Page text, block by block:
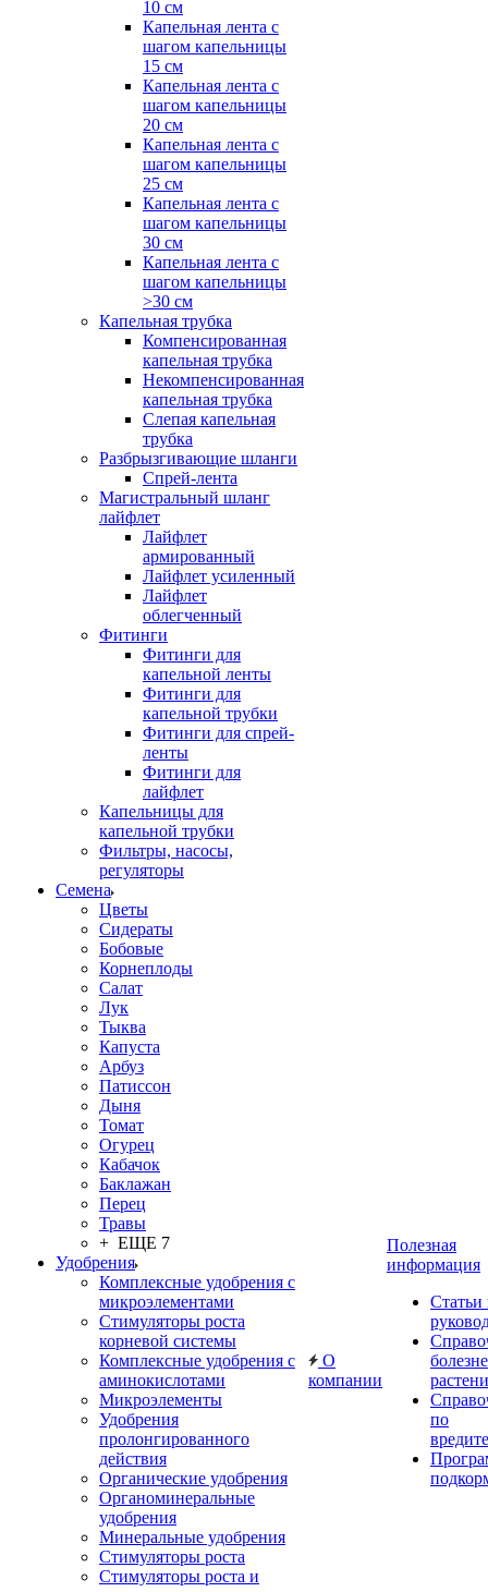
10 см
Капельная лента с
шагом капельницы
15 см
Капельная лента с
шагом капельницы
20 см
Капельная лента с
шагом капельницы
25 см
Капельная лента с
шагом капельницы
30 см
Капельная лента с
шагом капельницы
>30 см
Капельная трубка
Компенсированная
капельная трубка
Некомпенсированная
капельная трубка
Слепая капельная
трубка
Разбрызгивающие шланги
Спрей-лента
Магистральный шланг
лайфлет
Лайфлет
армированный
Лайфлет усиленный
Лайфлет
облегченный
Фитинги
Фитинги для
капельной ленты
Фитинги для
капельной трубки
Фитинги для спрей-
ленты
Фитинги для
лайфлет
Капельницы для
капельной трубки
Фильтры, насосы,
регуляторы
Семена
Цветы
Сидераты
Бобовые
Корнеплоды
Салат
Лук
Тыква
Капуста
Арбуз
Патиссон
Дыня
Томат
Огурец
Кабачок
Баклажан
Перец
Травы
+ ЕЩЕ 7
Удобрения
Комплексные удобрения с
микроэлементами
Стимуляторы роста
корневой системы
Комплексные удобрения с
аминокислотами
Микроэлементы
Удобрения
пролонгированного
действия
Органические удобрения
Органоминеральные
удобрения
Минеральные удобрения
Стимуляторы роста
Стимуляторы роста и
О
компании
Полезная
информация
Статьи
по